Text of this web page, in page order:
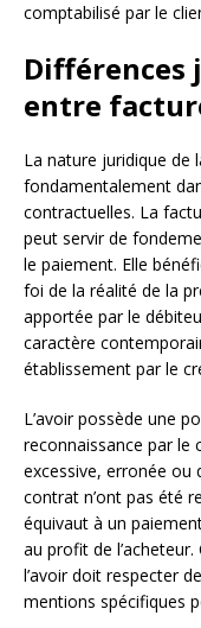
comptabilisé par le
Différences
entre
La nature juridique de
fondamentalement
contractuelles. La
peut servir de
le paiement. Elle
foi de la réalité de la
apportée par le
caractère
établissement par le
L’avoir possède une
reconnaissance par le
excessive, erronée ou
contrat n’ont pas été
équivaut à un
au profit de
l’avoir doit respecter
mentions spécifiques